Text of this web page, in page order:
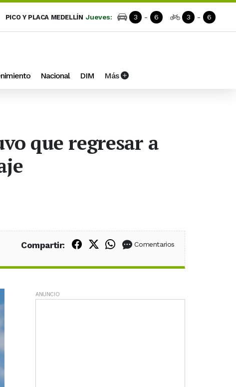
PICO Y PLACA MEDELLÍN Jueves: 3 - 6 3 - 6
Nacional DIM Más
que regresar a
Compartir: Compartir en Facebook
Compartir en X (Twitter)
Compartir en WhatsApp
Comentarios
ANUNCIO